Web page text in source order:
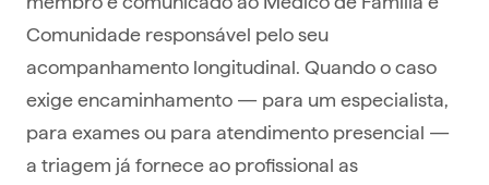
Comunidade responsável pelo seu
acompanhamento longitudinal. Quando o caso
exige encaminhamento — para um especialista,
para exames ou para atendimento presencial —
a triagem já fornece ao profissional as